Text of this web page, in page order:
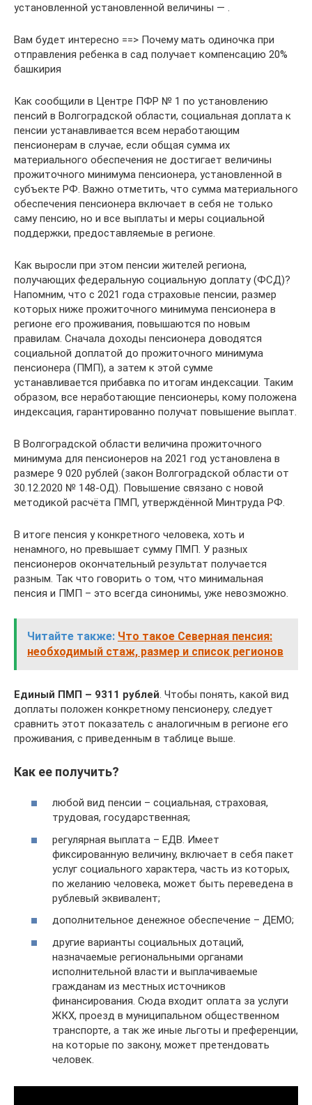
установленной установленной величины — .
Вам будет интересно ==> Почему мать одиночка при
отправления ребенка в сад получает компенсацию 20%
башкирия
Как сообщили в Центре ПФР № 1 по установлению
пенсий в Волгоградской области, социальная доплата к
пенсии устанавливается всем неработающим
пенсионерам в случае, если общая сумма их
материального обеспечения не достигает величины
прожиточного минимума пенсионера, установленной в
субъекте РФ. Важно отметить, что сумма материального
обеспечения пенсионера включает в себя не только
саму пенсию, но и все выплаты и меры социальной
поддержки, предоставляемые в регионе.
Как выросли при этом пенсии жителей региона,
получающих федеральную социальную доплату (ФСД)?
Напомним, что с 2021 года страховые пенсии, размер
которых ниже прожиточного минимума пенсионера в
регионе его проживания, повышаются по новым
правилам. Сначала доходы пенсионера доводятся
социальной доплатой до прожиточного минимума
пенсионера (ПМП), а затем к этой сумме
устанавливается прибавка по итогам индексации. Таким
образом, все неработающие пенсионеры, кому положена
индексация, гарантированно получат повышение выплат.
В Волгоградской области величина прожиточного
минимума для пенсионеров на 2021 год установлена в
размере 9 020 рублей (закон Волгоградской области от
30.12.2020 № 148-ОД). Повышение связано с новой
методикой расчёта ПМП, утверждённой Минтруда РФ.
В итоге пенсия у конкретного человека, хоть и
ненамного, но превышает сумму ПМП. У разных
пенсионеров окончательный результат получается
разным. Так что говорить о том, что минимальная
пенсия и ПМП – это всегда синонимы, уже невозможно.
Читайте также: Что такое Северная пенсия:
необходимый стаж, размер и список регионов
Единый ПМП – 9311 рублей. Чтобы понять, какой вид
доплаты положен конкретному пенсионеру, следует
сравнить этот показатель с аналогичным в регионе его
проживания, с приведенным в таблице выше.
Как ее получить?
любой вид пенсии – социальная, страховая,
трудовая, государственная;
регулярная выплата – ЕДВ. Имеет
фиксированную величину, включает в себя пакет
услуг социального характера, часть из которых,
по желанию человека, может быть переведена в
рублевый эквивалент;
дополнительное денежное обеспечение – ДЕМО;
другие варианты социальных дотаций,
назначаемые региональными органами
исполнительной власти и выплачиваемые
гражданам из местных источников
финансирования. Сюда входит оплата за услуги
ЖКХ, проезд в муниципальном общественном
транспорте, а так же иные льготы и преференции,
на которые по закону, может претендовать
человек.